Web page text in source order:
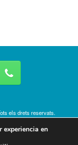
els drets reservats.
experiencia en